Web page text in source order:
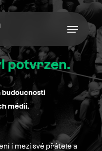
Menu
potvrzen.
budoucnosti
médií.
i mezi své přátele a